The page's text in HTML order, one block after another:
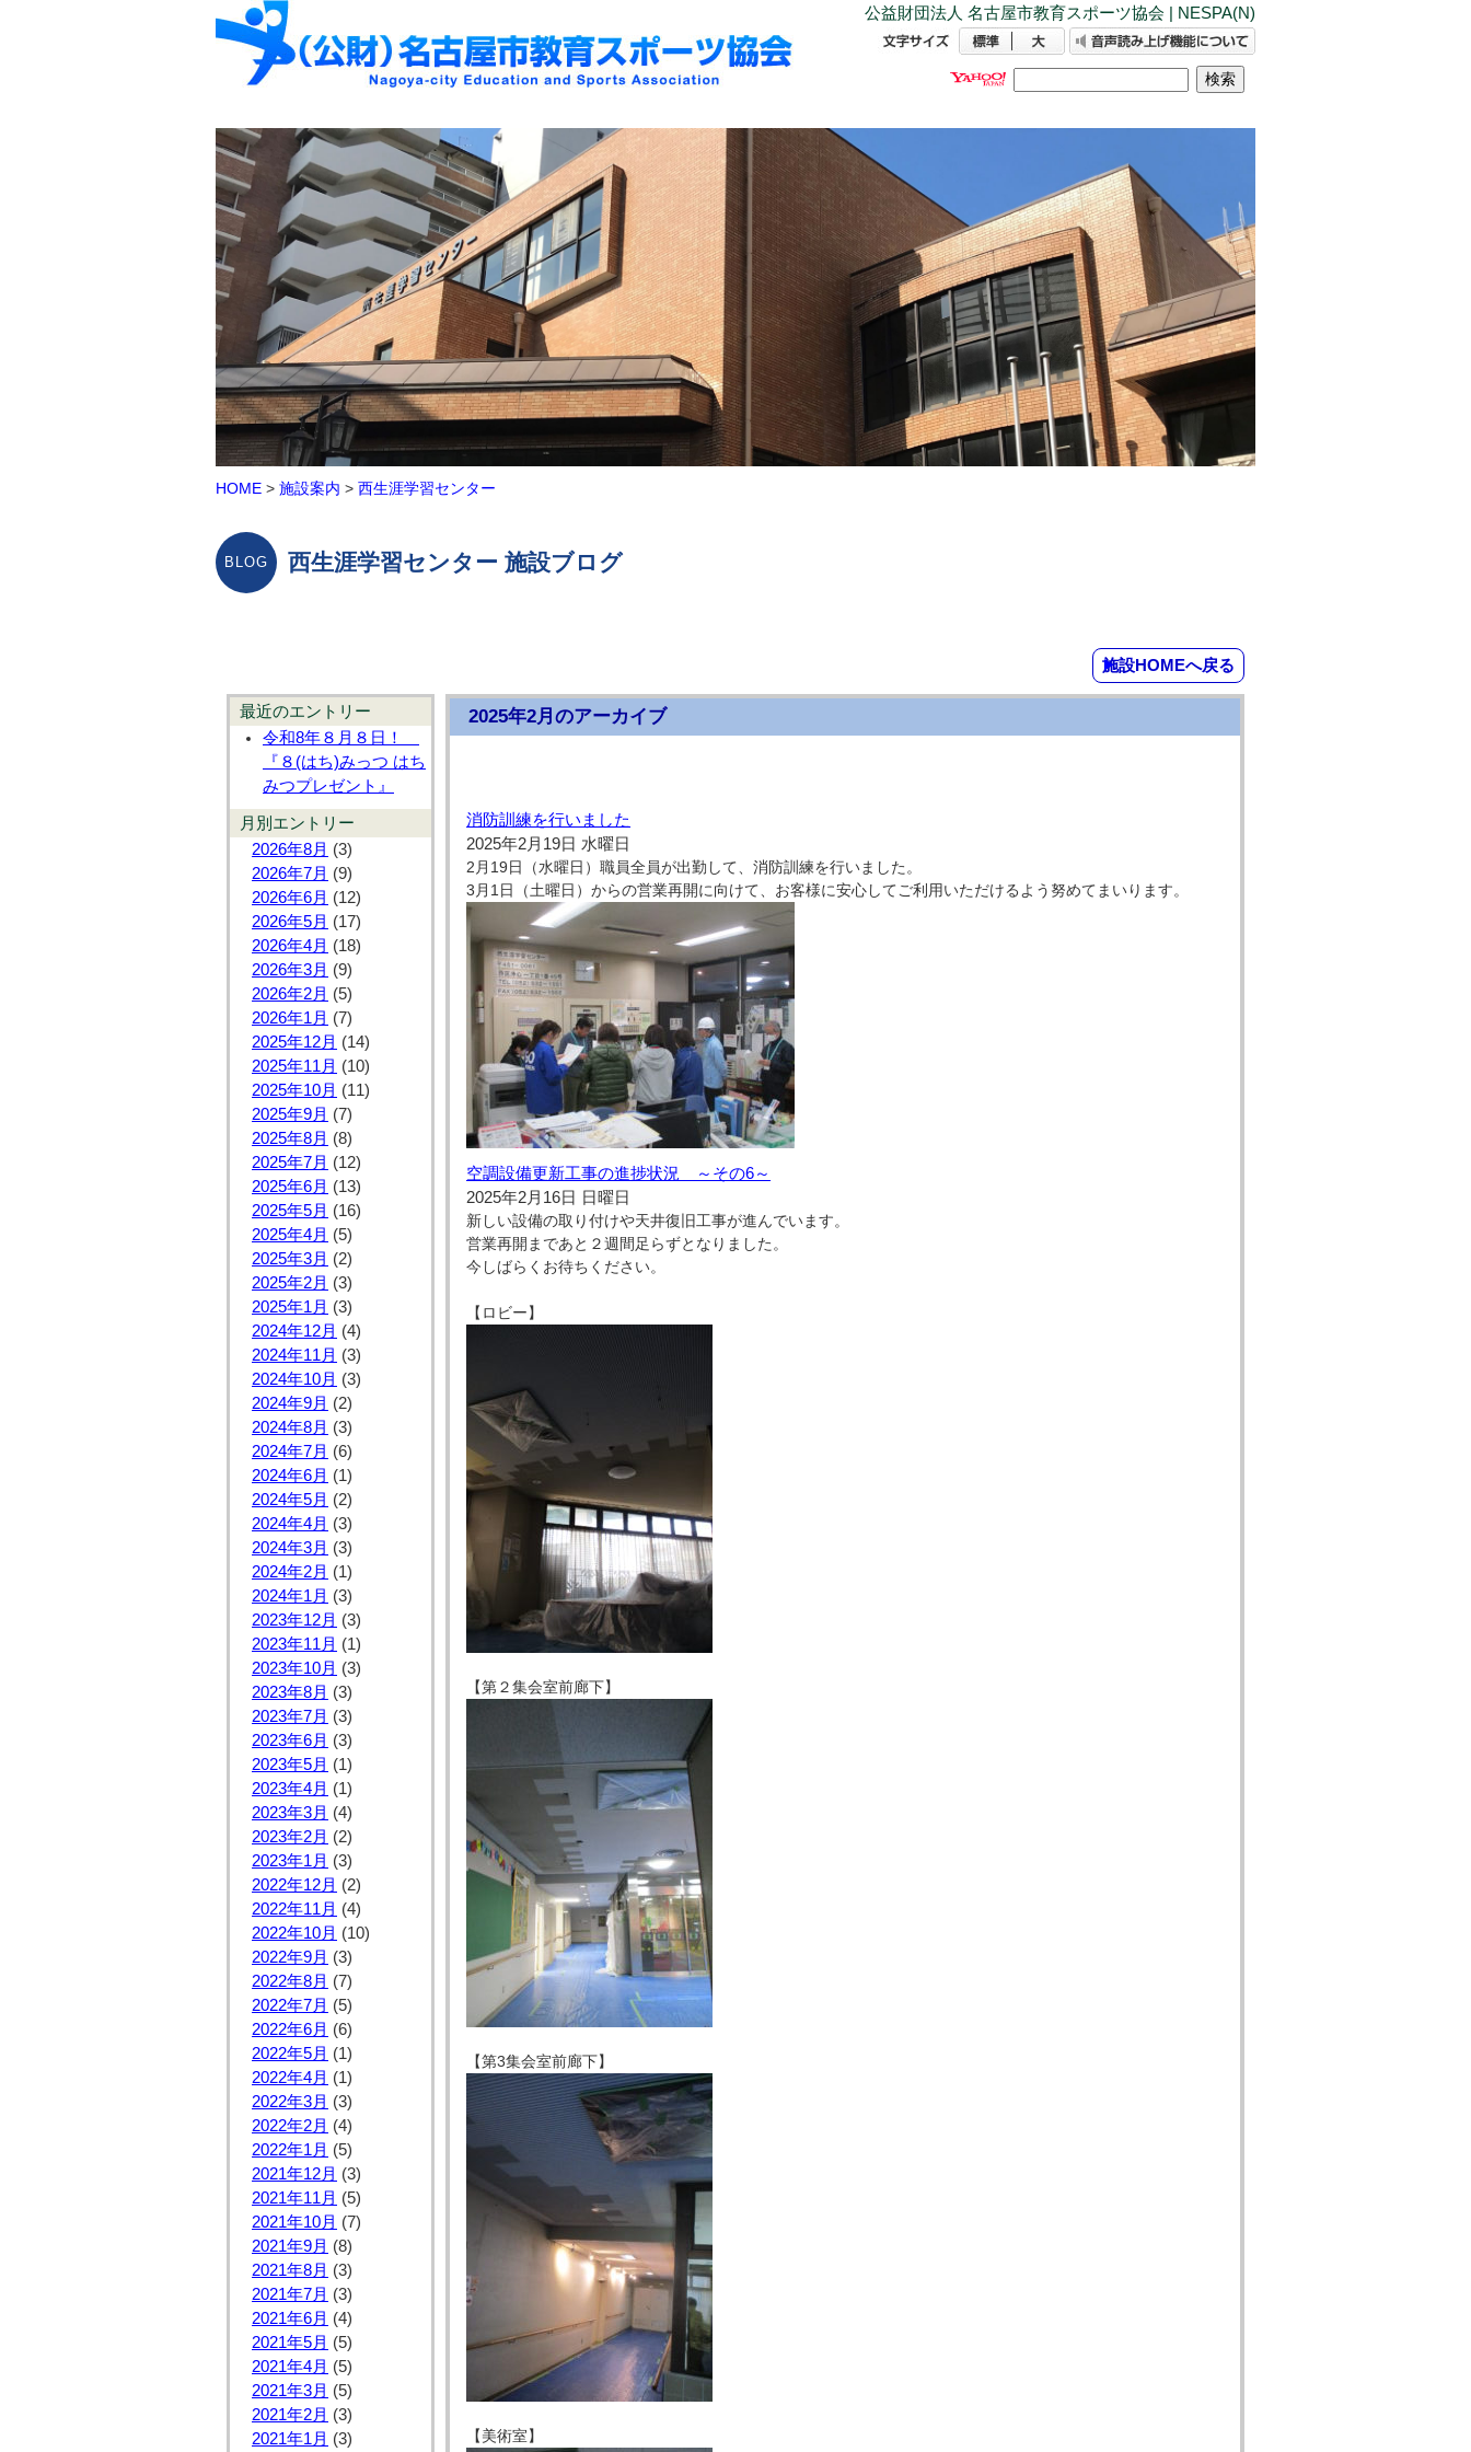
公益財団法人 名古屋市教育スポーツ協会 | NESPA(N)
HOME > 施設案内 > 西生涯学習センター
西生涯学習センター 施設ブログ
施設HOMEへ戻る
最近のエントリー
令和8年８月８日！
『８(はち)みっつ はち
みつプレゼント』
月別エントリー
2026年8月 (3)
2026年7月 (9)
2026年6月 (12)
2026年5月 (17)
2026年4月 (18)
2026年3月 (9)
2026年2月 (5)
2026年1月 (7)
2025年12月 (14)
2025年11月 (10)
2025年10月 (11)
2025年9月 (7)
2025年8月 (8)
2025年7月 (12)
2025年6月 (13)
2025年5月 (16)
2025年4月 (5)
2025年3月 (2)
2025年2月 (3)
2025年1月 (3)
2024年12月 (4)
2024年11月 (3)
2024年10月 (3)
2024年9月 (2)
2024年8月 (3)
2024年7月 (6)
2024年6月 (1)
2024年5月 (2)
2024年4月 (3)
2024年3月 (3)
2024年2月 (1)
2024年1月 (3)
2023年12月 (3)
2023年11月 (1)
2023年10月 (3)
2023年8月 (3)
2023年7月 (3)
2023年6月 (3)
2023年5月 (1)
2023年4月 (1)
2023年3月 (4)
2023年2月 (2)
2023年1月 (3)
2022年12月 (2)
2022年11月 (4)
2022年10月 (10)
2022年9月 (3)
2022年8月 (7)
2022年7月 (5)
2022年6月 (6)
2022年5月 (1)
2022年4月 (1)
2022年3月 (3)
2022年2月 (4)
2022年1月 (5)
2021年12月 (3)
2021年11月 (5)
2021年10月 (7)
2021年9月 (8)
2021年8月 (3)
2021年7月 (3)
2021年6月 (4)
2021年5月 (5)
2021年4月 (5)
2021年3月 (5)
2021年2月 (3)
2021年1月 (3)
2025年2月のアーカイブ
消防訓練を行いました
2025年2月19日 水曜日
2月19日（水曜日）職員全員が出勤して、消防訓練を行いました。
3月1日（土曜日）からの営業再開に向けて、お客様に安心してご利用いただけるよう努めてまいります。
空調設備更新工事の進捗状況 ～その6～
2025年2月16日 日曜日
新しい設備の取り付けや天井復旧工事が進んでいます。
営業再開まであと２週間足らずとなりました。
今しばらくお待ちください。
【ロビー】
【第２集会室前廊下】
【第3集会室前廊下】
【美術室】